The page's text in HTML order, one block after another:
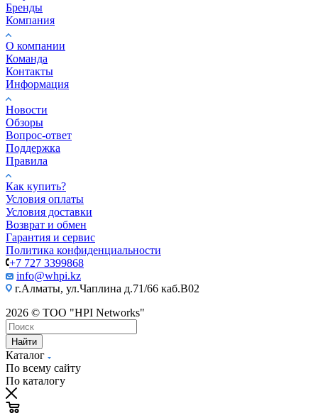
Бренды
Компания
О компании
Команда
Контакты
Информация
Новости
Обзоры
Вопрос-ответ
Поддержка
Правила
Как купить?
Условия оплаты
Условия доставки
Возврат и обмен
Гарантия и сервис
Политика конфиденциальности
+7 727 3399868
info@whpi.kz
г.Алматы, ул.Чаплина д.71/66 каб.B02
2026 © ТОО "HPI Networks"
Найти
Каталог
По всему сайту
По каталогу